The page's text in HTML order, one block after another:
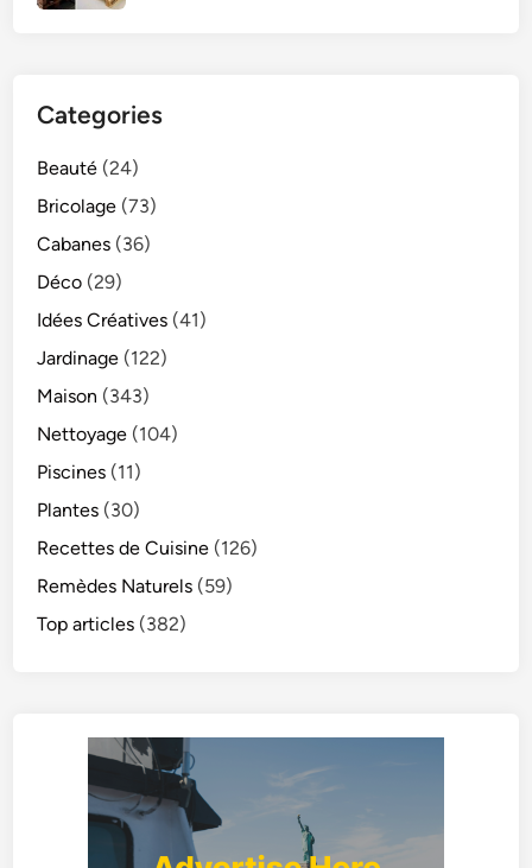
Categories
Beauté (24)
Bricolage (73)
Cabanes (36)
Déco (29)
Idées Créatives (41)
Jardinage (122)
Maison (343)
Nettoyage (104)
Piscines (11)
Plantes (30)
Recettes de Cuisine (126)
Remèdes Naturels (59)
Top articles (382)